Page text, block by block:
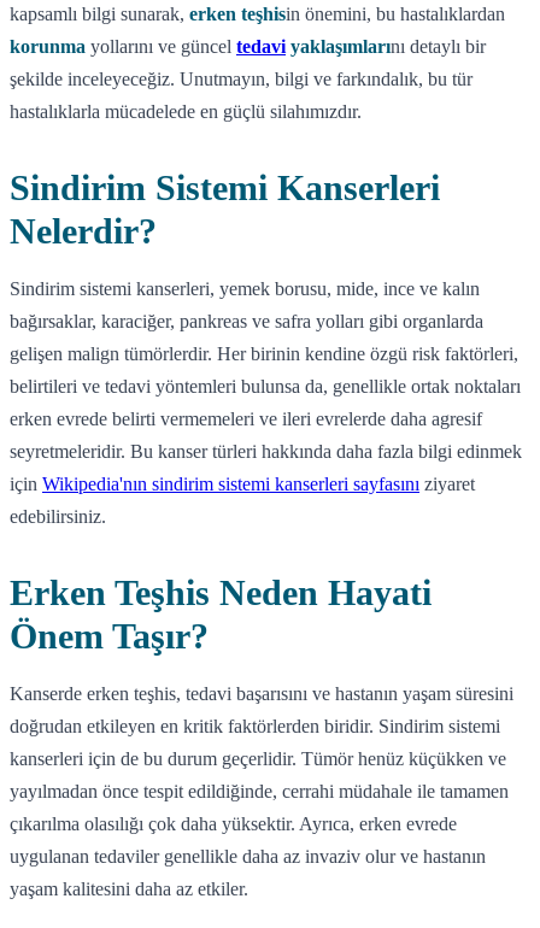
kapsamlı bilgi sunarak, erken teşhisin önemini, bu hastalıklardan
korunma yollarını ve güncel tedavi yaklaşımlarını detaylı bir
şekilde inceleyeceğiz. Unutmayın, bilgi ve farkındalık, bu tür
hastalıklarla mücadelede en güçlü silahımızdır.
Sindirim Sistemi Kanserleri
Nelerdir?
Sindirim sistemi kanserleri, yemek borusu, mide, ince ve kalın
bağırsaklar, karaciğer, pankreas ve safra yolları gibi organlarda
gelişen malign tümörlerdir. Her birinin kendine özgü risk faktörleri,
belirtileri ve tedavi yöntemleri bulunsa da, genellikle ortak noktaları
erken evrede belirti vermemeleri ve ileri evrelerde daha agresif
seyretmeleridir. Bu kanser türleri hakkında daha fazla bilgi edinmek
için Wikipedia'nın sindirim sistemi kanserleri sayfasını ziyaret
edebilirsiniz.
Erken Teşhis Neden Hayati
Önem Taşır?
Kanserde erken teşhis, tedavi başarısını ve hastanın yaşam süresini
doğrudan etkileyen en kritik faktörlerden biridir. Sindirim sistemi
kanserleri için de bu durum geçerlidir. Tümör henüz küçükken ve
yayılmadan önce tespit edildiğinde, cerrahi müdahale ile tamamen
çıkarılma olasılığı çok daha yüksektir. Ayrıca, erken evrede
uygulanan tedaviler genellikle daha az invaziv olur ve hastanın
yaşam kalitesini daha az etkiler.